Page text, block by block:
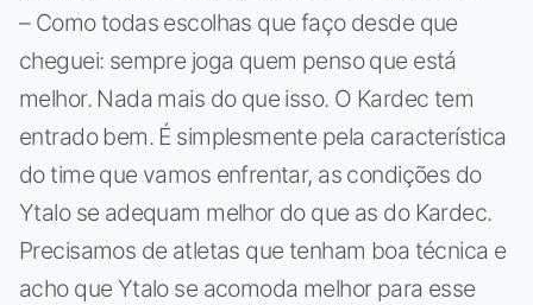
– Como todas escolhas que faço desde que
cheguei: sempre joga quem penso que está
melhor. Nada mais do que isso. O Kardec tem
entrado bem. É simplesmente pela característica
do time que vamos enfrentar, as condições do
Ytalo se adequam melhor do que as do Kardec.
Precisamos de atletas que tenham boa técnica e
acho que Ytalo se acomoda melhor para esse